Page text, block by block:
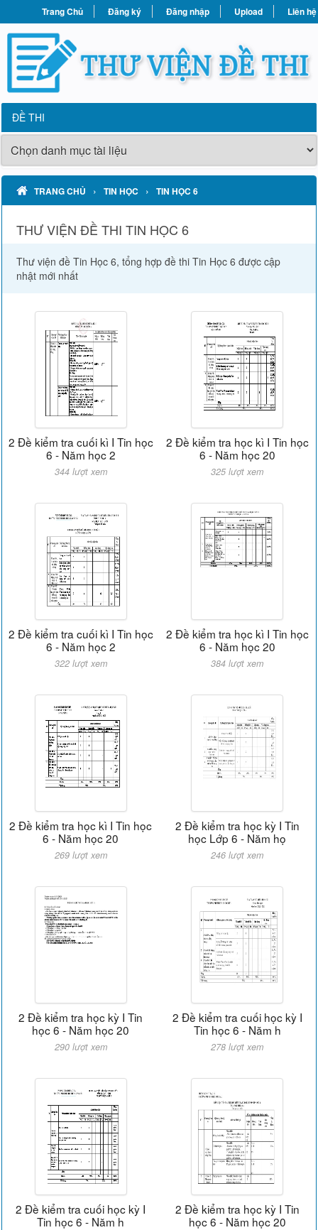
Trang Chủ Đăng ký Đăng nhập Upload Liên hệ
ĐỀ THI
TRANG CHỦ › TIN HỌC › TIN HỌC 6
THƯ VIỆN ĐỀ THI TIN HỌC 6
Thư viện đề Tin Học 6, tổng hợp đề thi Tin Học 6 được cập
nhật mới nhất
2 Đề kiểm tra cuối kì I Tin học
6 - Năm học 2
344 lượt xem
2 Đề kiểm tra học kì I Tin học
6 - Năm học 20
325 lượt xem
2 Đề kiểm tra cuối kì I Tin học
6 - Năm học 2
322 lượt xem
2 Đề kiểm tra học kì I Tin học
6 - Năm học 20
384 lượt xem
2 Đề kiểm tra học kì I Tin học
6 - Năm học 20
269 lượt xem
2 Đề kiểm tra học kỳ I Tin
học Lớp 6 - Năm họ
246 lượt xem
2 Đề kiểm tra học kỳ I Tin
học 6 - Năm học 20
290 lượt xem
2 Đề kiểm tra cuối học kỳ I
Tin học 6 - Năm h
278 lượt xem
2 Đề kiểm tra cuối học kỳ I
Tin học 6 - Năm h
2 Đề kiểm tra học kỳ I Tin
học 6 - Năm học 20